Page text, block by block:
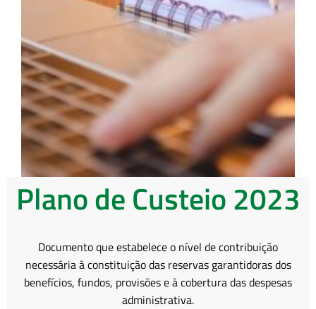
Plano de Custeio 2023
Documento que estabelece o nível de contribuição
necessária à constituição das reservas garantidoras dos
benefícios, fundos, provisões e à cobertura das despesas
administrativa.